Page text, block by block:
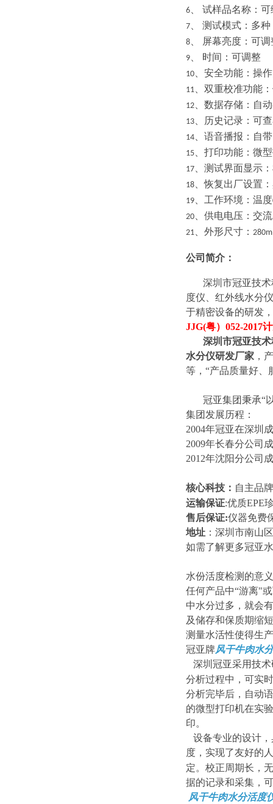
6
试样品名称：
7 测试模式：多种
8 屏幕亮度：可
9 时间：可调整
10 、安全功能 ： 操
11 、双重校准功能
12 、数据存储 ：自
13 、历史记录 ：可
14 、语音播报 ：自带
15 、打印功能 ：微
17 、测试界面显示
18 、恢复出厂设置
19 、工作环境 ： 温度
20 、供电电压 ： 交流
21 、外形尺寸 ：
公司简介：
深圳市冠亚技
度仪、红外线水分
于精密设备的研发
JJG(粤）052-2017
深圳市冠亚技
水分仪研发厂家 ，
等，“产品质量好
冠亚集团秉承“
集团发展历程：
2004年冠亚在深圳
2009年长春分公司
2012年沈阳分公司
核心科技： 自主品牌
运输保证:优质EPE
售后保证:仪器免费
地址 ：深圳市南山
如需了解更多冠亚
水份活度检测的意义
任何产品中“游离"
中水分过多，就会
及储存和保质期缩
测量水活性使得生
冠亚牌风干牛肉水
深圳冠亚采用技
分析过程中，可实
分析完毕后，自动
的微型打印机在实
印。
设备专业的设计，
度，实现了友好的
定。校正周期长，
据的记录和采集，
风干牛肉水分活度